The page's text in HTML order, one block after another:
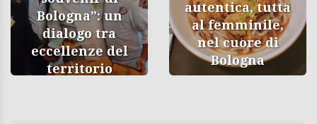
Bologna”: un
dialogo tra
eccellenze del
territorio
autentica, tutta
al femminile,
nel cuore di
Bologna